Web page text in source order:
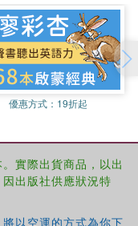
and example
various practical
reinforce student
context, as well
aspects
assessment
Environmental
and
優惠方式： 19折起
實際出貨商品，以出
出版社供應狀況特
以空運的方式為你下